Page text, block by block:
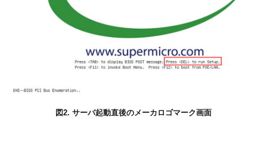
図2. サーバ起動直後のメーカロゴマーク画面